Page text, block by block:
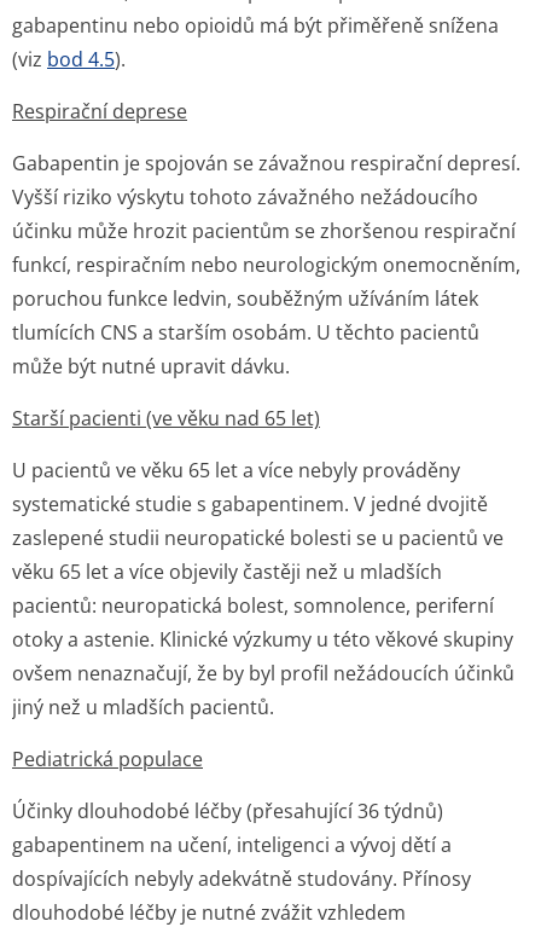
gabapentinu nebo opioidů má být přiměřeně snížena
(viz bod 4.5).
Respirační deprese
Gabapentin je spojován se závažnou respirační depresí.
Vyšší riziko výskytu tohoto závažného nežádoucího
účinku může hrozit pacientům se zhoršenou respirační
funkcí, respiračním nebo neurologickým onemocněním,
poruchou funkce ledvin, souběžným užíváním látek
tlumících CNS a starším osobám. U těchto pacientů
může být nutné upravit dávku.
Starší pacienti (ve věku nad 65 let)
U pacientů ve věku 65 let a více nebyly prováděny
systematické studie s gabapentinem. V jedné dvojitě
zaslepené studii neuropatické bolesti se u pacientů ve
věku 65 let a více objevily častěji než u mladších
pacientů: neuropatická bolest, somnolence, periferní
otoky a astenie. Klinické výzkumy u této věkové skupiny
ovšem nenaznačují, že by byl profil nežádoucích účinků
jiný než u mladších pacientů.
Pediatrická populace
Účinky dlouhodobé léčby (přesahující 36 týdnů)
gabapentinem na učení, inteligenci a vývoj dětí a
dospívajících nebyly adekvátně studovány. Přínosy
dlouhodobé léčby je nutné zvážit vzhledem